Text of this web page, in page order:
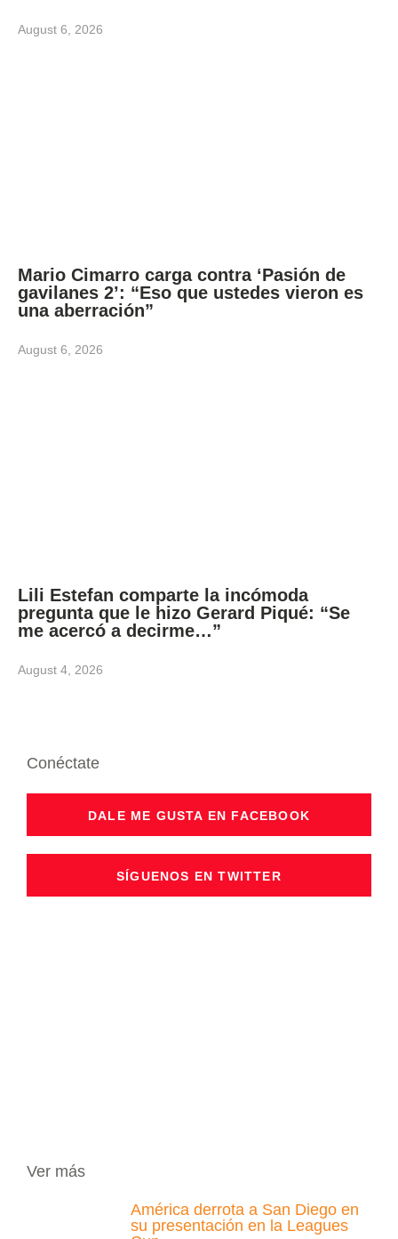
August 6, 2026
Mario Cimarro carga contra ‘Pasión de
gavilanes 2’: “Eso que ustedes vieron es
una aberración”
August 6, 2026
Lili Estefan comparte la incómoda
pregunta que le hizo Gerard Piqué: “Se
me acercó a decirme…”
August 4, 2026
Conéctate
DALE ME GUSTA EN FACEBOOK
SÍGUENOS EN TWITTER
Ver más
América derrota a San Diego en
su presentación en la Leagues